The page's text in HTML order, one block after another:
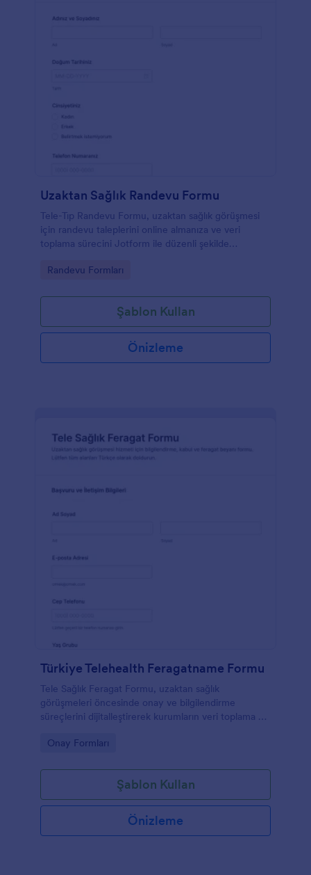
Uzaktan Sağlık Randevu Formu
Tele-Tıp Randevu Formu, uzaktan sağlık görüşmesi
için randevu taleplerini online almanıza ve veri
toplama sürecini Jotform ile düzenli şekilde
Go to Category:
Randevu Formları
Şablon Kullan
Önizleme
Türkiye Telehealth Feragatname Formu
Tele Sağlık Feragat Formu, uzaktan sağlık
görüşmeleri öncesinde onay ve bilgilendirme
süreçlerini dijitalleştirerek kurumların veri toplama ve
Go to Category:
Onay Formları
Şablon Kullan
Önizleme